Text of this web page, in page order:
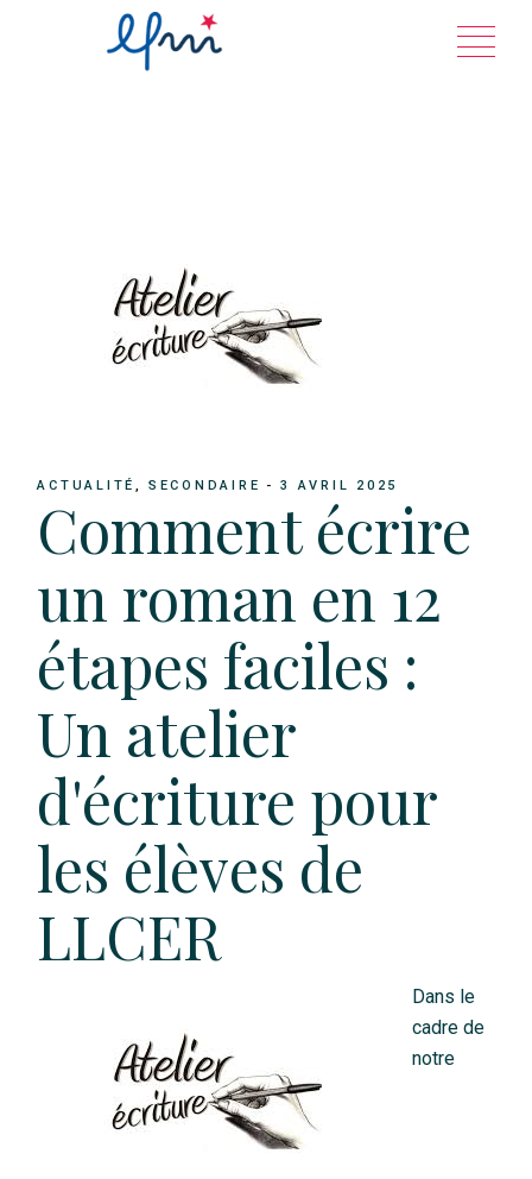
ACTUALITÉ SECONDAIRE 3 AVRIL 2025
Comment écrire
un roman en 12
étapes faciles :
Un atelier
d'écriture pour
les élèves de
LLCER
Dans le
cadre de
notre